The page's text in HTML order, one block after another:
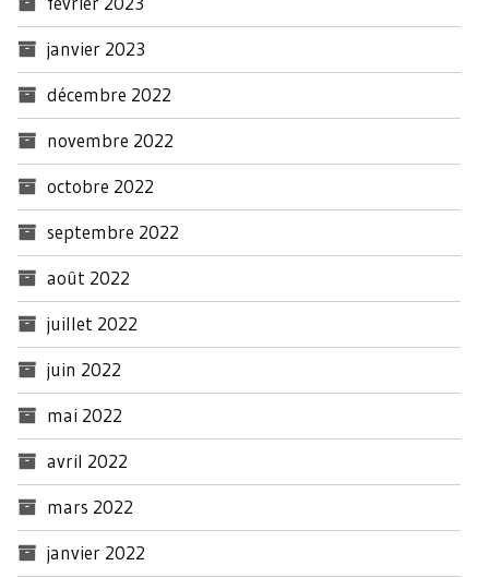
janvier 2023
décembre 2022
novembre 2022
octobre 2022
septembre 2022
août 2022
juillet 2022
juin 2022
mai 2022
avril 2022
mars 2022
janvier 2022